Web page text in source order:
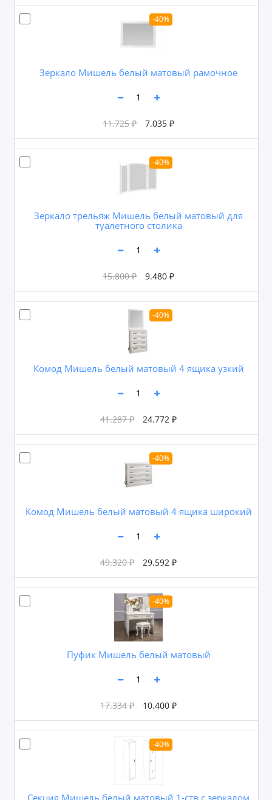
-40%
Зеркало Мишель белый матовый рамочное
11.725 ₽ 7.035 ₽
-40%
Зеркало трельяж Мишель белый матовый для
туалетного столика
15.800 ₽ 9.480 ₽
-40%
Комод Мишель белый матовый 4 ящика узкий
41.287 ₽ 24.772 ₽
-40%
Комод Мишель белый матовый 4 ящика широкий
49.320 ₽ 29.592 ₽
-40%
Пуфик Мишель белый матовый
17.334 ₽ 10.400 ₽
-40%
Секция Мишель белый матовый 1-ств с зеркалом